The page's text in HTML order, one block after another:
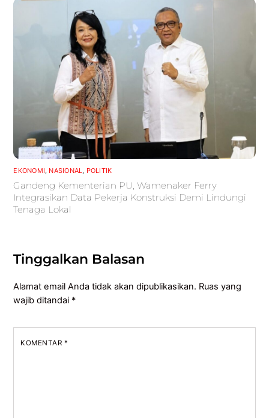
EKONOMI, NASIONAL, POLITIK
Gandeng Kementerian PU, Wamenaker Ferry
Integrasikan Data Pekerja Konstruksi Demi Lindungi
Tenaga Lokal
Tinggalkan Balasan
Alamat email Anda tidak akan dipublikasikan. Ruas yang
wajib ditandai *
KOMENTAR *